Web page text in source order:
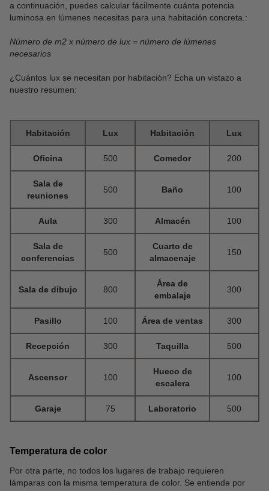
a continuación, puedes calcular fácilmente cuánta potencia
luminosa en lúmenes necesitas para una habitación concreta.:
Número de m2 x número de lux = número de lúmenes
necesarios
¿Cuántos lux se necesitan por habitación? Echa un vistazo a
nuestro resumen:
Habitación Lux Habitación Lux
Oficina 500 Comedor 200
Sala de
reuniones
500 Baño 100
Aula 300 Almacén 100
Sala de
conferencias
500
Cuarto de
almacenaje
150
Sala de dibujo 800
Área de
embalaje
300
Pasillo 100 Área de ventas 300
Recepción 300 Taquilla 500
Ascensor 100
Hueco de
escalera
100
Garaje 75 Laboratorio 500
Temperatura de color
Por otra parte, no todos los lugares de trabajo requieren
lámparas con la misma temperatura de color. Se entiende por